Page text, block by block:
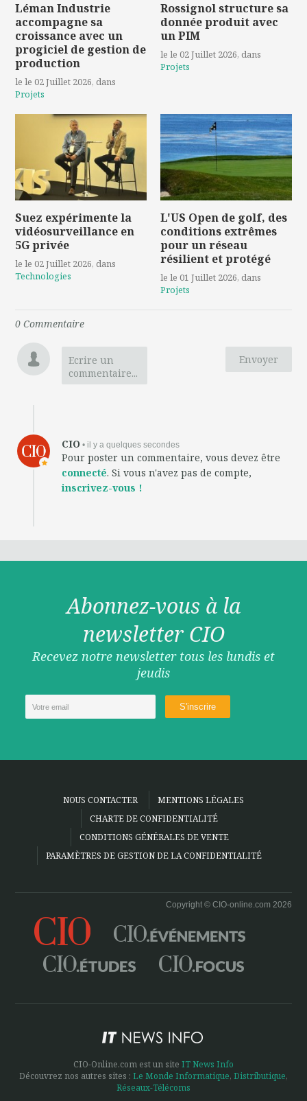
Léman Industrie
accompagne sa
croissance avec un
progiciel de gestion de
production
le le 02 Juillet 2026, dans
Projets
Rossignol structure sa
donnée produit avec
un PIM
le le 02 Juillet 2026, dans
Projets
Suez expérimente la
vidéosurveillance en
5G privée
le le 02 Juillet 2026, dans
Technologies
L'US Open de golf, des
conditions extrêmes
pour un réseau
résilient et protégé
le le 01 Juillet 2026, dans
Projets
0 Commentaire
Envoyer
Ecrire un
commentaire...
CIO • il y a quelques secondes
Pour poster un commentaire, vous devez être
connecté. Si vous n'avez pas de compte,
inscrivez-vous !
Abonnez-vous à la
newsletter CIO
Recevez notre newsletter tous les lundis et
jeudis
NOUS CONTACTER
MENTIONS LÉGALES
CHARTE DE CONFIDENTIALITÉ
CONDITIONS GÉNÉRALES DE VENTE
PARAMÈTRES DE GESTION DE LA CONFIDENTIALITÉ
Copyright © CIO-online.com 2026
CIO-Online.com est un site IT News Info
Découvrez nos autres sites : Le Monde Informatique, Distributique,
Réseaux-Télécoms